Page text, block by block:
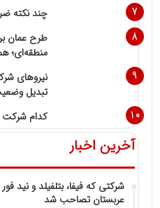
چند نکته
طرح عمان
منطقه‌ای؛
نیروهای
تبدیل
کدام شرکت
آخرین اخبار
شرکتی که فیفا، بتلفیلد و نید
عربستان تصاحب شد